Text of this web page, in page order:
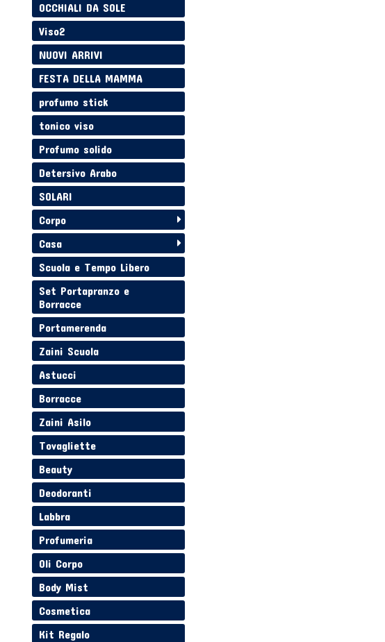
OCCHIALI DA SOLE
Viso2
NUOVI ARRIVI
FESTA DELLA MAMMA
profumo stick
tonico viso
Profumo solido
Detersivo Arabo
SOLARI
Corpo
Casa
Scuola e Tempo Libero
Set Portapranzo e
Borracce
Portamerenda
Zaini Scuola
Astucci
Borracce
Zaini Asilo
Tovagliette
Beauty
Deodoranti
Labbra
Profumeria
Oli Corpo
Body Mist
Cosmetica
Kit Regalo